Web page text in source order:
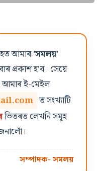
আমাৰ'সমলয়'
প্ৰকাশ হ'ব। সেয়ে
ই-মেইল
ত সংখ্যাটি
ভিতৰত লেখনি সমূহ
সম্পাদক- সমলয়